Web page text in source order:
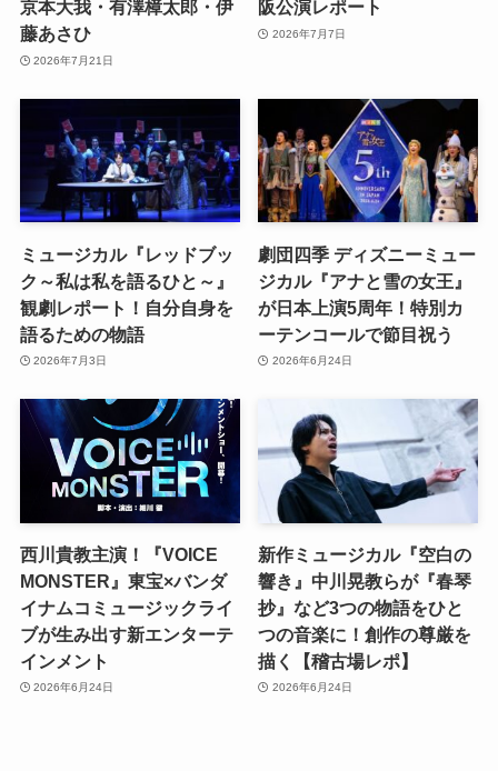
京本大我・有澤樟太郎・伊
藤あさひ
2026年7月21日
阪公演レポート
2026年7月7日
ミュージカル『レッドブッ
ク～私は私を語るひと～』
観劇レポート！自分自身を
語るための物語
2026年7月3日
劇団四季 ディズニーミュー
ジカル『アナと雪の女王』
が日本上演5周年！特別カ
ーテンコールで節目祝う
2026年6月24日
西川貴教主演！『VOICE
MONSTER』東宝×バンダ
イナムコミュージックライ
ブが生み出す新エンターテ
インメント
2026年6月24日
新作ミュージカル『空白の
響き』中川晃教らが『春琴
抄』など3つの物語をひと
つの音楽に！創作の尊厳を
描く【稽古場レポ】
2026年6月24日